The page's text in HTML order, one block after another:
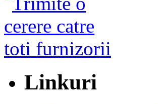
Linkuri